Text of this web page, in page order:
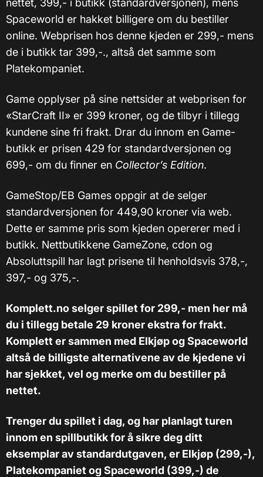
nettet, 399,- i butikk (standardversjonen), mens
Spaceworld er hakket billigere om du bestiller
online. Webprisen hos denne kjeden er 299,- mens
de i butikk tar 399,-., altså det samme som
Platekompaniet.
Game opplyser på sine nettsider at webprisen for
«StarCraft II» er 399 kroner, og de tilbyr i tillegg
kundene sine fri frakt. Drar du innom en Game-
butikk er prisen 429 for standardversjonen og
699,- om du finner en Collector’s Edition.
GameStop/EB Games oppgir at de selger
standardversjonen for 449,90 kroner via web.
Dette er samme pris som kjeden opererer med i
butikk. Nettbutikkene GameZone, cdon og
Absoluttspill har lagt prisene til henholdsvis 378,-,
397,- og 375,-.
Komplett.no selger spillet for 299,- men her må
du i tillegg betale 29 kroner ekstra for frakt.
Komplett er sammen med Elkjøp og Spaceworld
altså de billigste alternativene av de kjedene vi
har sjekket, vel og merke om du bestiller på
nettet.
Trenger du spillet i dag, og har planlagt turen
innom en spillbutikk for å sikre deg ditt
eksemplar av standardutgaven, er Elkjøp (299,-),
Platekompaniet og Spaceworld (399,-) de